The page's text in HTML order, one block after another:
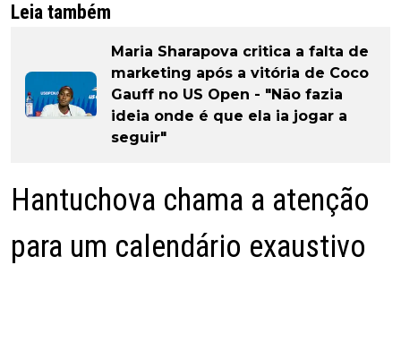
Leia também
Maria Sharapova critica a falta de
marketing após a vitória de Coco
Gauff no US Open - "Não fazia
ideia onde é que ela ia jogar a
seguir"
Hantuchova chama a atenção
para um calendário exaustivo